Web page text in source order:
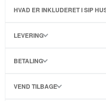
HVAD ER INKLUDERET I SIP
LEVERING
BETALING
VEND TILBAGE